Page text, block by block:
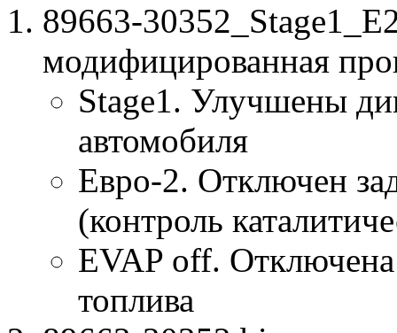
89663-
модифицированная
Stage1. Улучшены
автомобиля
Евро-2. Отключен
(контроль
EVAP off. Отключена
топлива